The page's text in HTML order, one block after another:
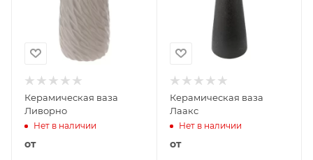
Керамическая ваза
Ливорно
Нет в наличии
от
Керамическая ваза
Лаакс
Нет в наличии
от